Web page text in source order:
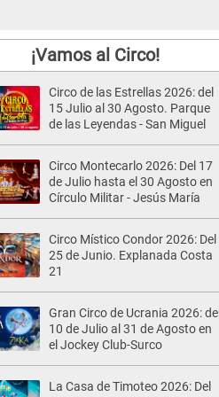
¡Vamos al Circo!
Circo de las Estrellas 2026: del
15 Julio al 30 Agosto. Parque
de las Leyendas - San Miguel
Circo Montecarlo 2026: Del 17
de Julio hasta el 30 Agosto en
Círculo Militar - Jesús María
Circo Místico Condor 2026: Del
25 de Junio. Explanada Costa
21
Gran Circo de Ucrania 2026: del
10 de Julio al 31 de Agosto en
el Jockey Club-Surco
La Casa de Timoteo 2026: Del